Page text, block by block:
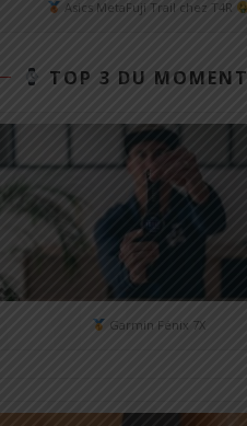
Asics MetaFuji Trail chez T4R
TOP 3 DU MOMENT
Garmin Fénix 7X